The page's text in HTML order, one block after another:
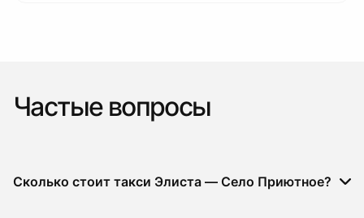
Частые вопросы
Сколько стоит такси Элиста — Село Приютное?